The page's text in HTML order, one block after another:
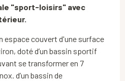
"sport-loisirs" avec
espace couvert d'une surface
doté d’un bassin sportif
se transformer en 7
d’un bassin de